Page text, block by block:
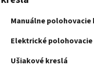
Manuálne polohovacie
Elektrické
Ušiakové kreslá